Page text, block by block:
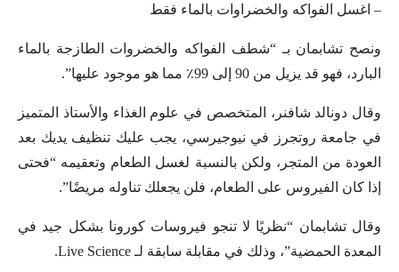
– اغسل الفواكه والخضراوات بالماء فقط
ونصح تشابمان بـ “شطف الفواكه والخضروات الطازجة بالماء
البارد، فهو قد يزيل من 90 إلى 99٪ مما هو موجود عليها”.
وقال دونالد شافنر، المتخصص في علوم الغذاء والأستاذ المتميز
في جامعة روتجرز في نيوجيرسي، يجب عليك تنظيف يديك بعد
العودة من المتجر، ولكن بالنسبة لغسل الطعام وتعقيمه “فحتى
إذا كان الفيروس على الطعام، فلن يجعلك تناوله مريضًا”.
وقال تشابمان “نظريًا لا تنجو فيروسات كورونا بشكل جيد في
المعدة الحمضية”، وذلك في مقابلة سابقة لـ Live Science.